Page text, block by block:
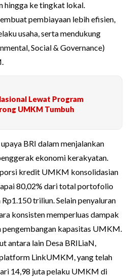
hingga ke tingkat lokal.
pembiayaan lebih efisien,
usaha, serta mendukung
Social & Governance)
Lewat Program
UMKM Tumbuh
BRI dalam menjalankan
ekonomi kerakyatan.
kredit UMKM konsolidasian
80,02% dari total portofolio
triliun. Selain penyaluran
konsisten memperluas dampak
kapasitas UMKM.
antara lain Desa BRILiaN,
LinkUMKM, yang telah
14,98 juta pelaku UMKM di